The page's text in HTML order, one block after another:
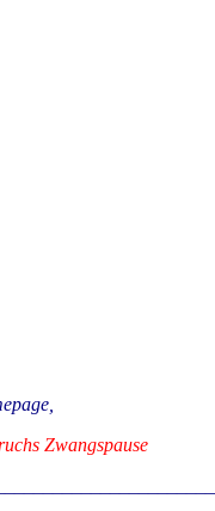
Zwangspause